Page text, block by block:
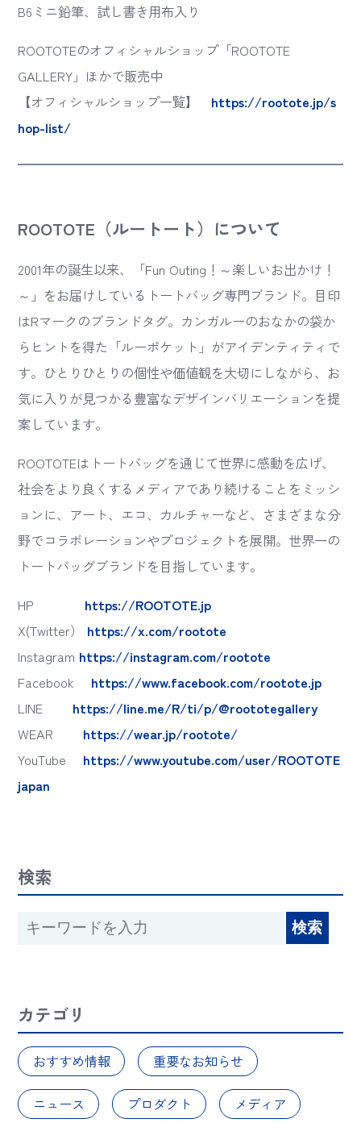
B6ミニ鉛筆、試し書き用布入り
ROOTOTEのオフィシャルショップ「ROOTOTE
GALLERY」ほかで販売中
【オフィシャルショップ一覧】 https://rootote.jp/s
hop-list/
ROOTOTE（ルートート）について
2001年の誕生以来、「Fun Outing！～楽しいお出かけ！
～」をお届けしているトートバッグ専門ブランド。目印
はRマークのブランドタグ。カンガルーのおなかの袋か
らヒントを得た「ルーポケット」がアイデンティティで
す。ひとりひとりの個性や価値観を大切にしながら、お
気に入りが見つかる豊富なデザインバリエーションを提
案しています。
ROOTOTEはトートバッグを通じて世界に感動を広げ、
社会をより良くするメディアであり続けることをミッシ
ョンに、アート、エコ、カルチャーなど、さまざまな分
野でコラボレーションやプロジェクトを展開。世界一の
トートバッグブランドを目指しています。
HP https://ROOTOTE.jp
X(Twitter） https://x.com/rootote
Instagram https://instagram.com/rootote
Facebook https://www.facebook.com/rootote.jp
LINE https://line.me/R/ti/p/@roototegallery
WEAR https://wear.jp/rootote/
YouTube https://www.youtube.com/user/ROOTOTE
japan
検索
カテゴリ
おすすめ情報 重要なお知らせ
ニュース プロダクト メディア